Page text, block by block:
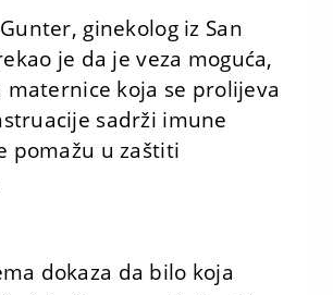
ginekolog iz San
je da je veza moguća,
maternice koja se prolijeva
sadrži imune
pomažu u zaštiti
dokaza da bilo koja